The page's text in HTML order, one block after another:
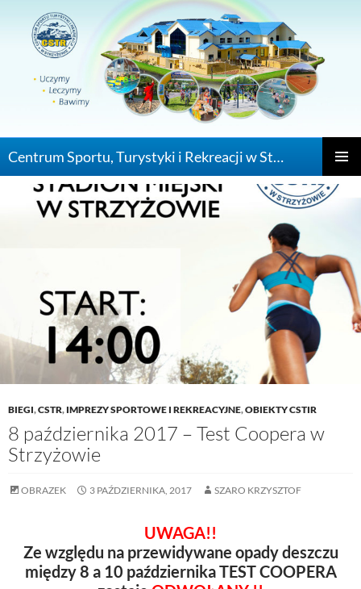
Centrum Sportu, Turystyki i Rekreacji w Strzyżowie
MENU
PRZEJDŹ
BIEGI,CSTR, IMPREZY SPORTOWE I REKREACYJNE,OBIEKTY CSTIR
8 października 2017 – Test Coopera w
Strzyżowie
OBRAZEK 3 PAŹDZIERNIKA, 2017 SZARO KRZYSZTOF
UWAGA!!
Ze względu na przewidywane opady deszczu
między 8 a 10 października TEST COOPERA